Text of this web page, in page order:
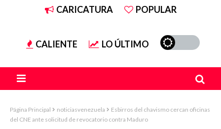
CARICATURA POPULAR
CALIENTE LO ÚLTIMO
Página Principal noticiasvenezuela
Esbirros del chavismo cercan oficinas
del CNE ante solicitud de revocatorio contra Maduro